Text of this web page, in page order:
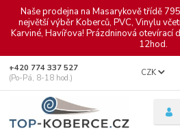
Naše prodejna na Masarykově třídě
největší výběr Koberců, PVC, Vinylu
Karviné, Havířova! Prázdninová otevírací
12hod.
CZK
+420 774 337 527
(Po-Pá, 8-18 hod.)